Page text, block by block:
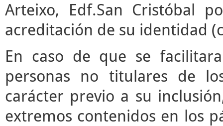
Arteixo, Edf.San Cristóbal
acreditación de su identidad
En caso de que se
personas no titulares de
carácter previo a su
extremos contenidos en los